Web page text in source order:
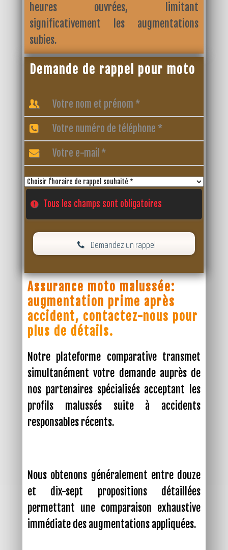
heures ouvrées, limitant
significativement les augmentations
subies.
Demande de rappel pour moto
Tous les champs sont obligatoires
Demandez un rappel
Assurance moto malussée:
augmentation prime après
accident, contactez-nous pour
plus de détails.
Notre plateforme comparative transmet
simultanément votre demande auprès de
nos partenaires spécialisés acceptant les
profils malussés suite à accidents
responsables récents.
Nous obtenons généralement entre douze
et dix-sept propositions détaillées
permettant une comparaison exhaustive
immédiate des augmentations appliquées.